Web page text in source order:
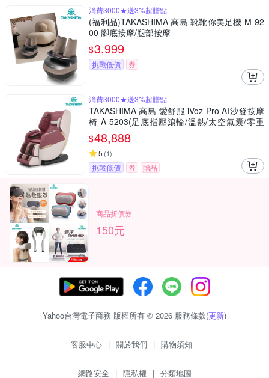
消費3000★送3%超贈點
(福利品)TAKASHIMA 高島 靴靴你美足機 M-92
00 腳底按摩/腿部按摩
$3,999
挑戰低價 券
消費3000★送3%超贈點
TAKASHIMA 高島 愛舒服 iVoz Pro AI沙發按摩
椅 A-5203(足底指壓滾輪/溫熱/太空氣囊/零重
力)
$48,888
5 (1)
挑戰低價 券 贈品
商品折價券
150元
Yahoo台灣電子商務 版權所有 © 2026 服務條款(更新)
客服中心 | 關於我們 | 購物須知
網路安全 | 隱私權 | 分類地圖